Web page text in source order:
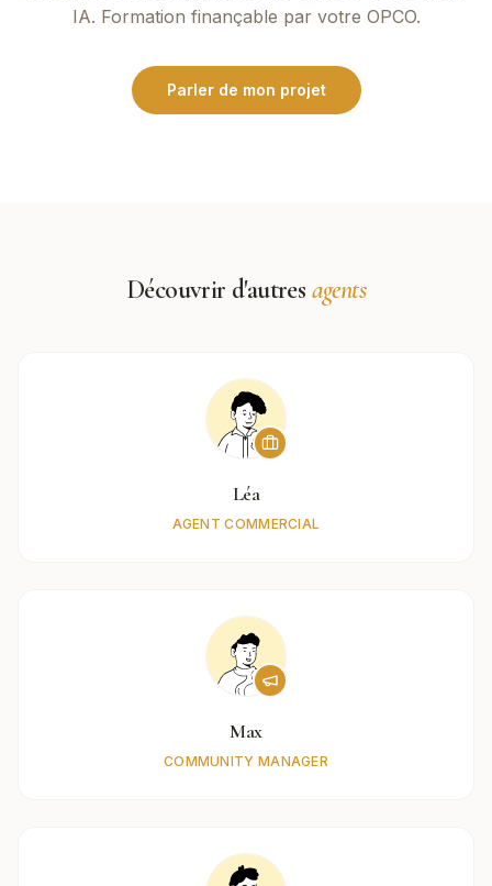
IA. Formation finançable par votre OPCO.
Parler de mon projet
Découvrir d'autres agents
Léa
AGENT COMMERCIAL
Max
COMMUNITY MANAGER